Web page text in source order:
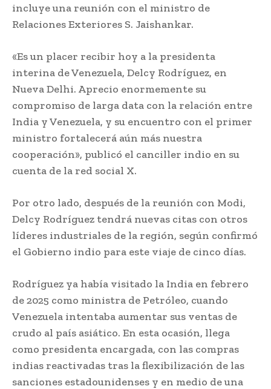
incluye una reunión con el ministro de
Relaciones Exteriores S. Jaishankar.
«Es un placer recibir hoy a la presidenta
interina de Venezuela, Delcy Rodríguez, en
Nueva Delhi. Aprecio enormemente su
compromiso de larga data con la relación entre
India y Venezuela, y su encuentro con el primer
ministro fortalecerá aún más nuestra
cooperación», publicó el canciller indio en su
cuenta de la red social X.
Por otro lado, después de la reunión con Modi,
Delcy Rodríguez tendrá nuevas citas con otros
líderes industriales de la región, según confirmó
el Gobierno indio para este viaje de cinco días.
Rodríguez ya había visitado la India en febrero
de 2025 como ministra de Petróleo, cuando
Venezuela intentaba aumentar sus ventas de
crudo al país asiático. En esta ocasión, llega
como presidenta encargada, con las compras
indias reactivadas tras la flexibilización de las
sanciones estadounidenses y en medio de una